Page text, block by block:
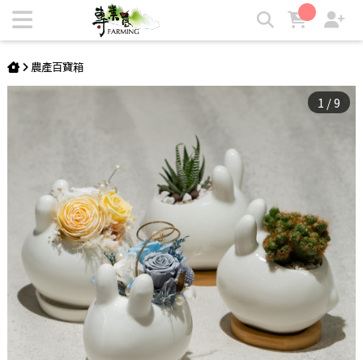
玉兔多肉盆栽 | 中秋月兔系列 | 專業農
農產百寶箱
1 /9